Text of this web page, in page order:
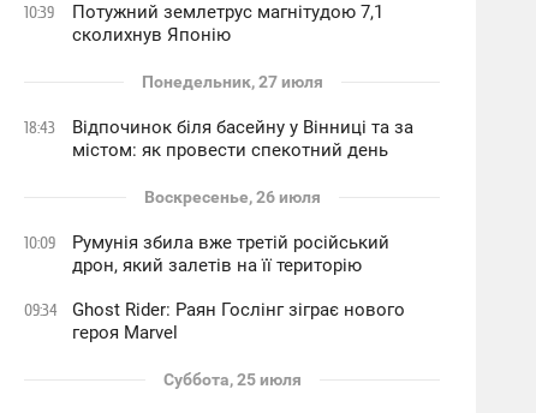
10:39
Потужний землетрус магнітудою 7,1
сколихнув Японію
Понедельник, 27 июля
18:43
Відпочинок біля басейну у Вінниці та за
містом: як провести спекотний день
Воскресенье, 26 июля
10:09
Румунія збила вже третій російський
дрон, який залетів на її територію
09:34
Ghost Rider: Раян Гослінг зіграє нового
героя Marvel
Суббота, 25 июля